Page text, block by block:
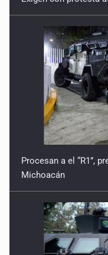
Procesan a el “R1”,
Michoacán